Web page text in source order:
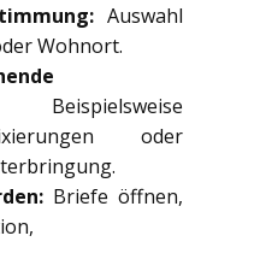
Auswahl
Wohnort.
oder
Briefe öffnen,